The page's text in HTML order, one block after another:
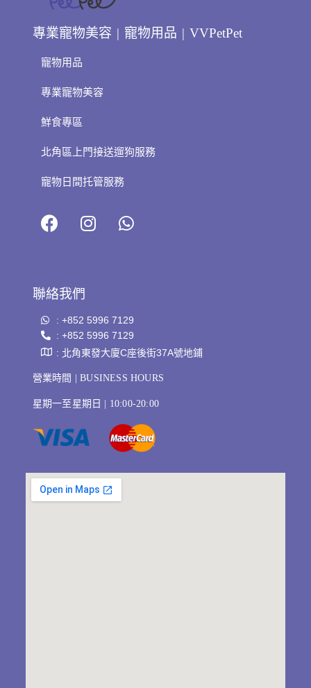
專業寵物美容 | 寵物用品 | VVPetPet
寵物用品
專業寵物美容
鮮食專區
北角區上門接送遛狗服務
寵物日間托管服務
聯絡我們
: +852 5996 7129
: +852 5996 7129
: 北角東發大廈C座後街37A號地鋪
營業時間 | BUSINESS HOURS
星期一至星期日 | 10:00-20:00